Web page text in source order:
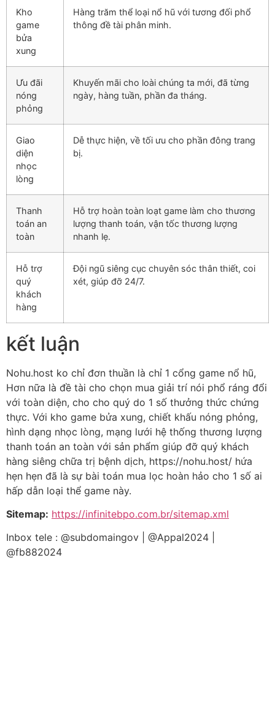
Kho
game
bửa
xung
Hàng trăm thể loại nổ hũ với tương đối phổ
thông đề tài phân minh.
Ưu đãi
nóng
phỏng
Khuyến mãi cho loài chúng ta mới, đã từng
ngày, hàng tuần, phần đa tháng.
Giao
diện
nhọc
lòng
Dễ thực hiện, về tối ưu cho phần đông trang
bị.
Thanh
toán an
toàn
Hỗ trợ hoàn toàn loạt game làm cho thương
lượng thanh toán, vận tốc thương lượng
nhanh lẹ.
Hỗ trợ
quý
khách
hàng
Đội ngũ siêng cục chuyên sóc thân thiết, coi
xét, giúp đỡ 24/7.
kết luận
Nohu.host ko chỉ đơn thuần là chỉ 1 cổng game nổ hũ,
Hơn nữa là đề tài cho chọn mua giải trí nói phổ ráng đổi
với toàn diện, cho cho quý do 1 số thưởng thức chứng
thực. Với kho game bửa xung, chiết khấu nóng phỏng,
hình dạng nhọc lòng, mạng lưới hệ thống thương lượng
thanh toán an toàn với sản phẩm giúp đỡ quý khách
hàng siêng chữa trị bệnh dịch, https://nohu.host/ hứa
hẹn hẹn đã là sự bài toán mua lọc hoàn hảo cho 1 số ai
hấp dẫn loại thể game này.
Sitemap: https://infinitebpo.com.br/sitemap.xml
Inbox tele : @subdomaingov | @Appal2024 |
@fb882024